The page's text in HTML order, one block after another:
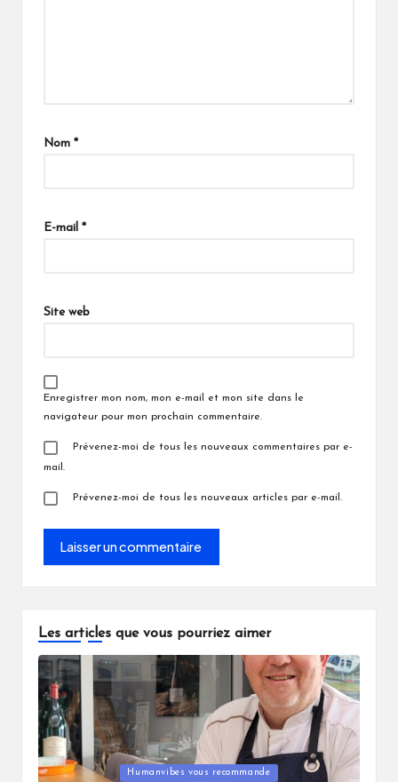
Nom *
E-mail *
Site web
Enregistrer mon nom, mon e-mail et mon site dans le
navigateur pour mon prochain commentaire.
Prévenez-moi de tous les nouveaux commentaires par e-
mail.
Prévenez-moi de tous les nouveaux articles par e-mail.
Les articles que vous pourriez aimer
Posted
Humanvibes vous recommande